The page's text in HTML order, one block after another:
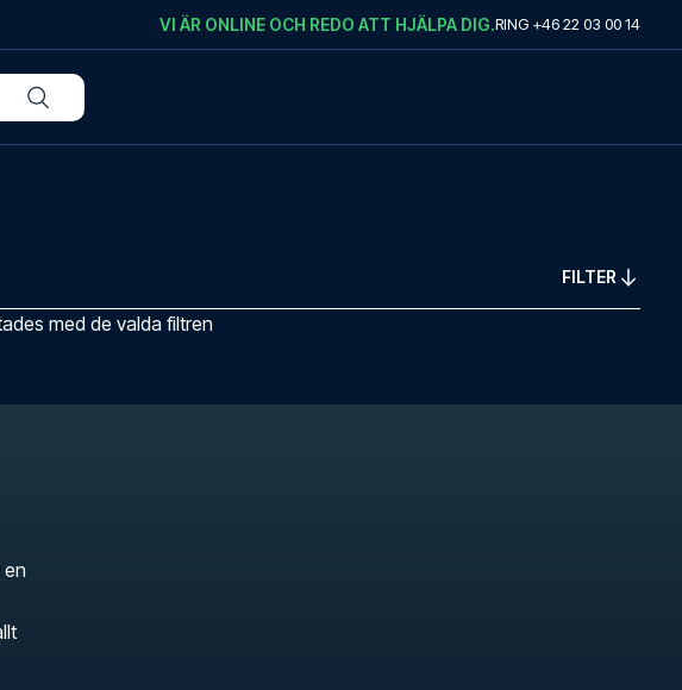
VI ÄR ONLINE OCH REDO ATT HJÄLPA DIG.RING +46 22 03 00 14
FILTER
med de valda filtren